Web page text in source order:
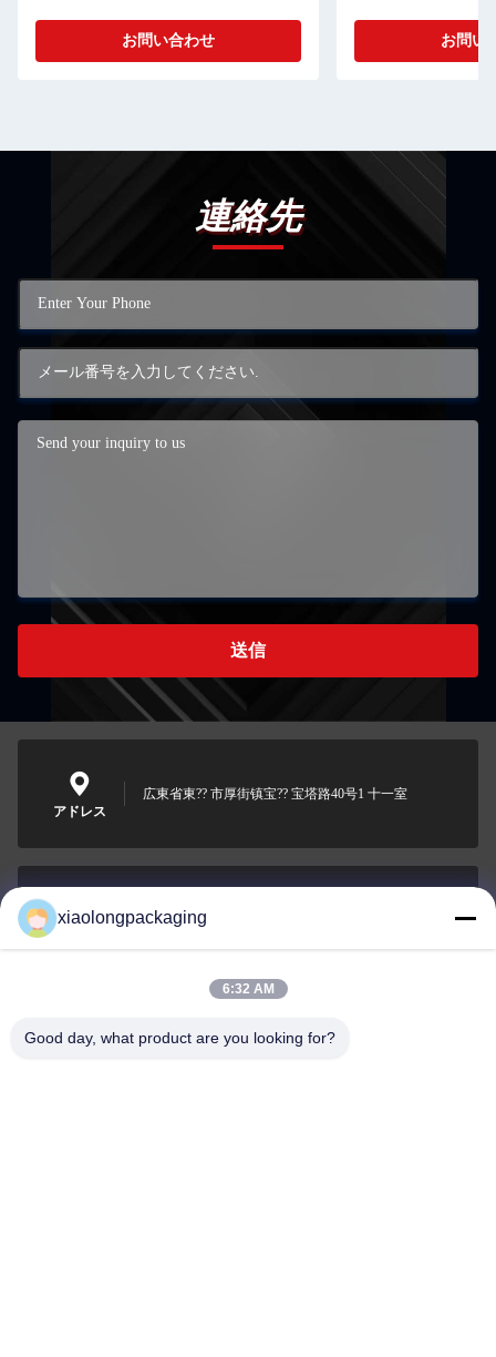
お問い合わせ お問い
連絡先
送信
アドレス
広東省東?? 市厚街镇宝?? 宝塔路40号1 十一室
Tina@xiaolongpackaging.com
0086-15322891631
xiaolongpackaging
6:32 AM
Good day, what product are you looking for?